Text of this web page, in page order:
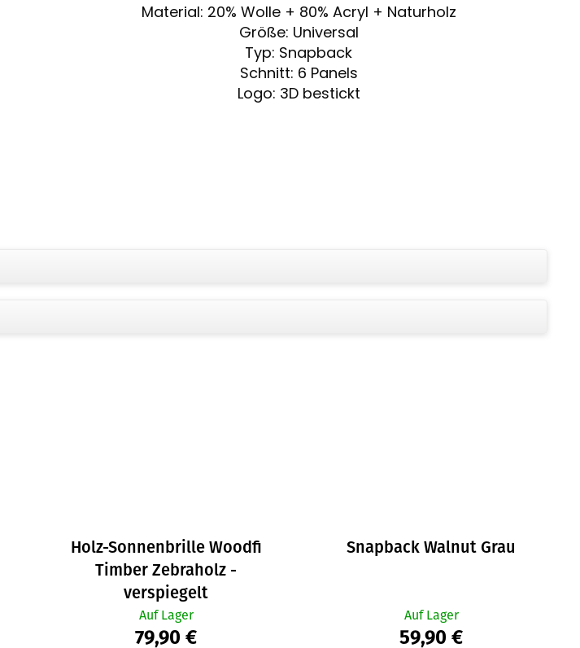
Material: 20% Wolle + 80% Acryl + Naturholz
Größe: Universal
Typ: Snapback
Schnitt: 6 Panels
Logo: 3D bestickt
Holz-Sonnenbrille Woodfi
Timber Zebraholz -
verspiegelt
Auf Lager
79,90 €
Snapback Walnut Grau
Auf Lager
59,90 €